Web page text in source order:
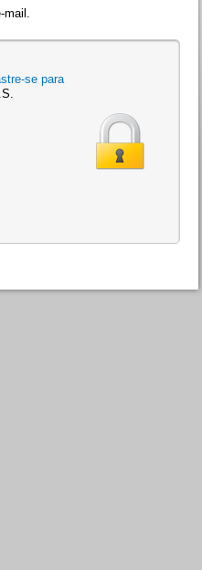
mail.
se para